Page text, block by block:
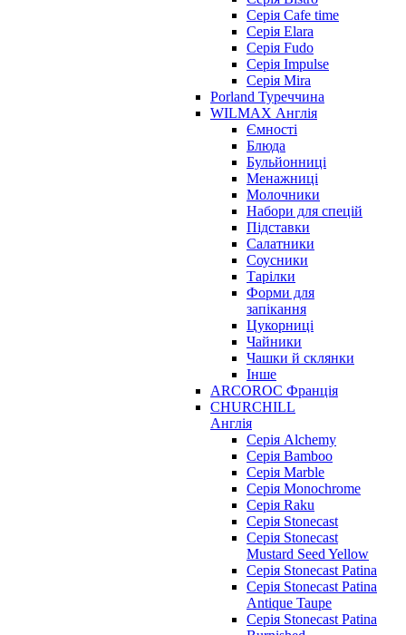
Серія Cafe time
Серія Elara
Серія Fudo
Серія Impulse
Серія Mira
Porland Туреччина
WILMAX Англія
Ємності
Блюда
Бульйонниці
Менажниці
Молочники
Набори для спецій
Підставки
Салатники
Соусники
Тарілки
Форми для
запікання
Цукорниці
Чайники
Чашки й склянки
Інше
ARCOROC Франція
CHURCHILL
Англія
Серія Alchemy
Серія Bamboo
Серія Marble
Серія Monochrome
Серія Raku
Серія Stonecast
Серія Stonecast
Mustard Seed Yellow
Серія Stonecast Patina
Серія Stonecast Patina
Antique Taupe
Серія Stonecast Patina